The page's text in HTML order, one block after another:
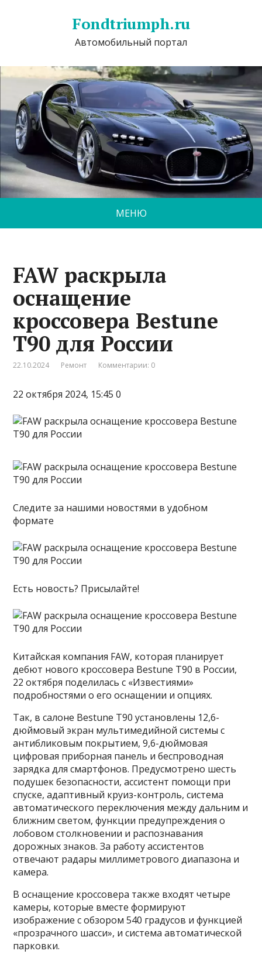
Fondtriumph.ru
Автомобильный портал
МЕНЮ
FAW раскрыла
оснащение
кроссовера Bestune
T90 для России
22.10.2024 Ремонт Комментарии: 0
22 октября 2024, 15:45 0
Следите за нашими новостями в удобном
формате
Есть новость? Присылайте!
Китайская компания FAW, которая планирует
дебют нового кроссовера Bestune T90 в России,
22 октября поделилась с «Известиями»
подробностями о его оснащении и опциях.
Так, в салоне Bestune T90 установлены 12,6-
дюймовый экран мультимедийной системы с
антибликовым покрытием, 9,6-дюймовая
цифровая приборная панель и беспроводная
зарядка для смартфонов. Предусмотрено шесть
подушек безопасности, ассистент помощи при
спуске, адаптивный круиз-контроль, система
автоматического переключения между дальним и
ближним светом, функции предупреждения о
лобовом столкновении и распознавания
дорожных знаков. За работу ассистентов
отвечают радары миллиметрового диапазона и
камера.
В оснащение кроссовера также входят четыре
камеры, которые вместе формируют
изображение с обзором 540 градусов и функцией
«прозрачного шасси», и система автоматической
парковки.